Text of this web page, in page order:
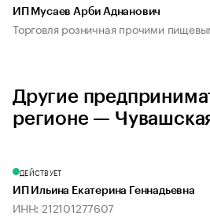
ИП Мусаев Арби Аднанович
Торговля розничная прочими
Другие
регионе —
ДЕЙСТВУЕТ
ИП Ильина Екатерина Геннадьевна
ИНН: 212101277607